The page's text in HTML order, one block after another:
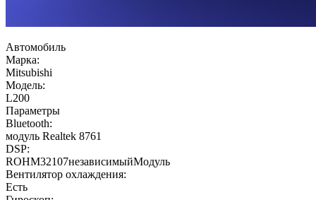
Автомобиль
Марка:
Mitsubishi
Модель:
L200
Параметры
Bluetooth:
модуль Realtek 8761
DSP:
ROHM32107независимыйМодуль
Вентилятор охлаждения:
Есть